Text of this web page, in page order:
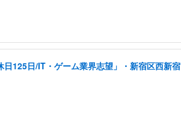
125日/IT・ゲーム業界志望」・新宿区西新宿